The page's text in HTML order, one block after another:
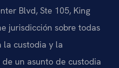
Blvd, Ste 105, King
jurisdicción sobre todas
la custodia y la
un asunto de custodia